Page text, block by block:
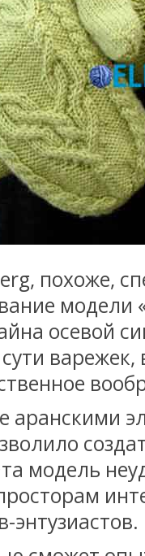
похоже,
модели
осевой
аранскими
модель